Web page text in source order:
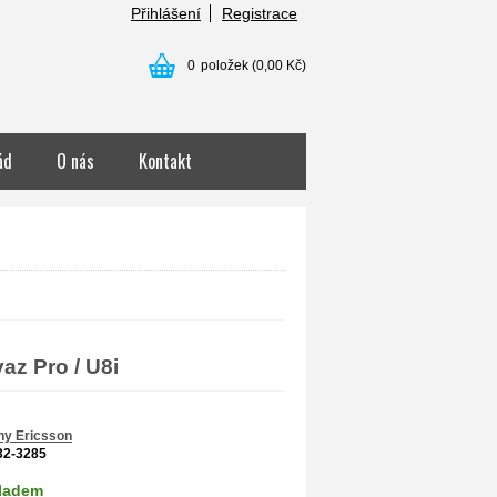
Přihlášení Registrace
0 položek (0,00 Kč)
O nás Kontakt
Pro / U8i
Ericsson
3285